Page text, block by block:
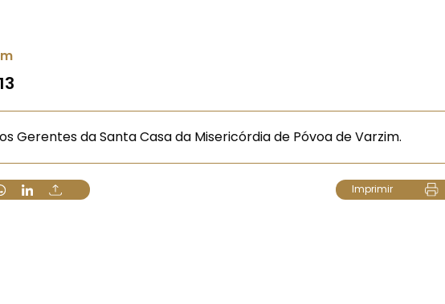
Gerentes da Santa Casa da Misericórdia de Póvoa de Varzim.
Imprimir